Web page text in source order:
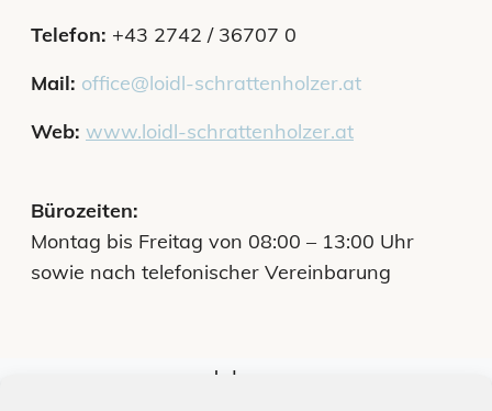
Telefon: +43 2742 / 36707 0
Mail: office@loidl-schrattenholzer.at
Web: www.loidl-schrattenholzer.at
Bürozeiten:
Montag bis Freitag von 08:00 – 13:00 Uhr
sowie nach telefonischer Vereinbarung
Jobs